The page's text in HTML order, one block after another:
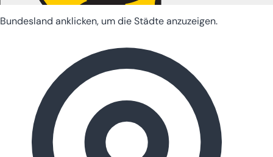
Baden-Württemberg
Bundesland anklicken, um die Städte anzuzeigen.